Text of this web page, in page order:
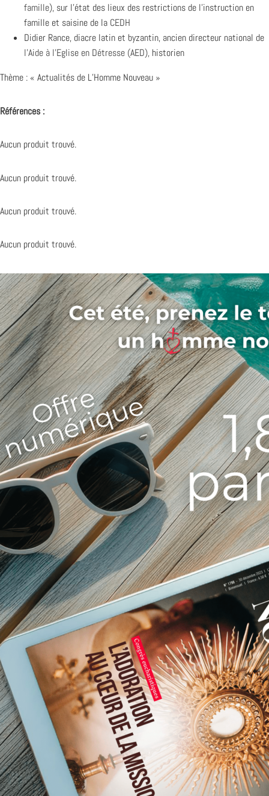
famille), sur l’état des lieux des restrictions de l’instruction en
famille et saisine de la CEDH
Didier Rance, diacre latin et byzantin, ancien directeur national de
l’Aide à l’Eglise en Détresse (AED), historien
Thème : « Actualités de L’Homme Nouveau »
Références :
Aucun produit trouvé.
Aucun produit trouvé.
Aucun produit trouvé.
Aucun produit trouvé.